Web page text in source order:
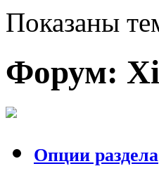
Показаны
Форум:
Опции раздела